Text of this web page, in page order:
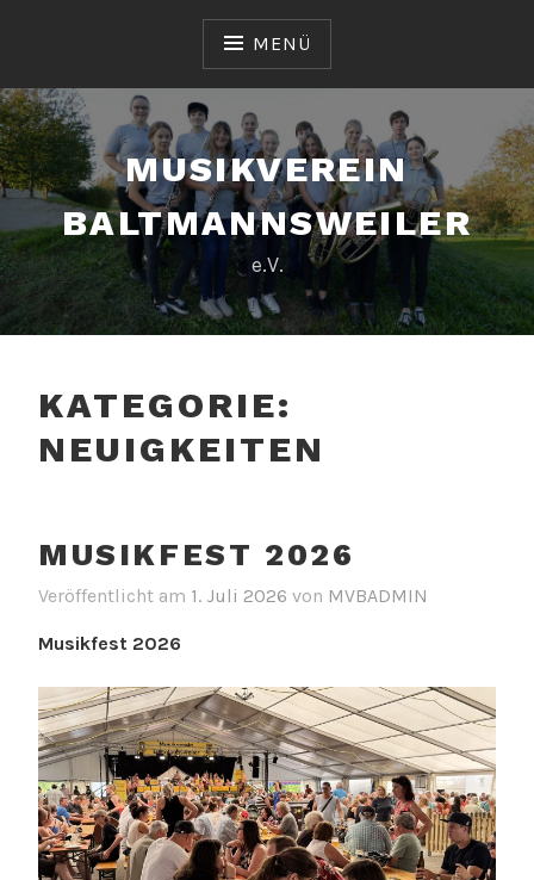
MENÜ
MUSIKVEREIN
BALTMANNSWEILER
e.V.
KATEGORIE:
NEUIGKEITEN
MUSIKFEST 2026
Veröffentlicht am 1. Juli 2026 von MVBADMIN
Musikfest 2026